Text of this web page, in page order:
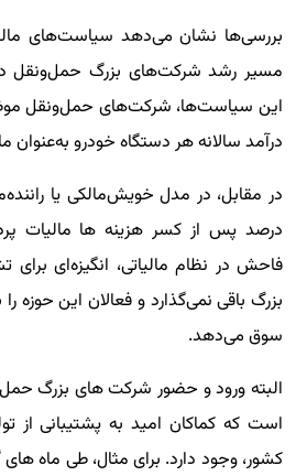
بررسی‌ها نشان می‌دهد سیاست‌های
مسیر رشد شرکت‌های بزرگ حمل‌ونقل
درآمد سالانه هر دستگاه خودرو به‌عنوان
درصد پس از کسر هزینه ها مالیات
فاحش در نظام مالیاتی، انگیزه‌ای
بزرگ باقی نمی‌گذارد و فعالان این
سوق می‌دهد.
البته ورود و حضور شرکت های بزرگ حمل
است که کماکان امید به پشتیبانی از
کشور، وجود دارد. برای مثال، طی ماه